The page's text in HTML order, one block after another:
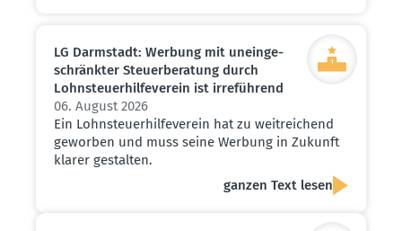
LG Darmstadt: Werbung mit unein­ge­
schränkter Steuer­be­ratung durch
Lohnsteu­er­hil­fe­verein ist irreführend
06. August 2026
Ein Lohnsteuerhilfeverein hat zu weitreichend
geworben und muss seine Werbung in Zukunft
klarer gestalten.
ganzen Text lesen